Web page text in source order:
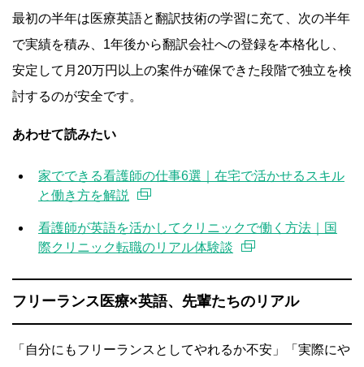
最初の半年は医療英語と翻訳技術の学習に充て、次の半年
で実績を積み、1年後から翻訳会社への登録を本格化し、
安定して月20万円以上の案件が確保できた段階で独立を検
討するのが安全です。
あわせて読みたい
家でできる看護師の仕事6選｜在宅で活かせるスキル
と働き方を解説
看護師が英語を活かしてクリニックで働く方法｜国
際クリニック転職のリアル体験談
フリーランス医療×英語、先輩たちのリアル
「自分にもフリーランスとしてやれるか不安」「実際にや